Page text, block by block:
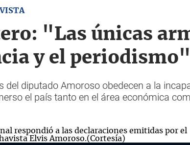
"Las únicas
y el periodismo"
del diputado Amoroso obedecen a la
el país tanto en el área económica